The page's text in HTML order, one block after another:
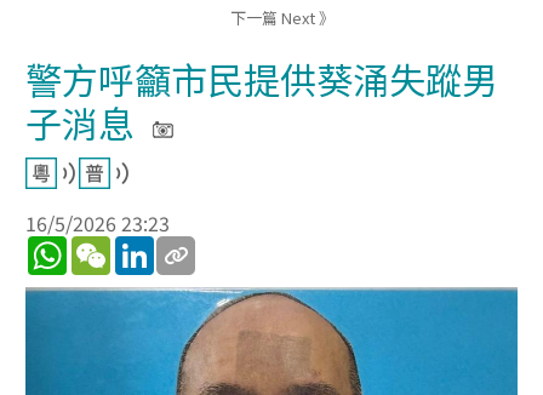
下一篇 Next 》
警方呼籲市民提供葵涌失蹤男
子消息
16/5/2026 23:23
WhatsApp
WeChatLinkedIn